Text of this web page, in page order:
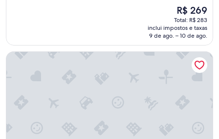
O
preço
é
de
R$ 269
R$ 269
Total: R$ 283
inclui impostos e taxas
9 de ago. – 10 de ago.
Intercity Curitiba Centro Cívico